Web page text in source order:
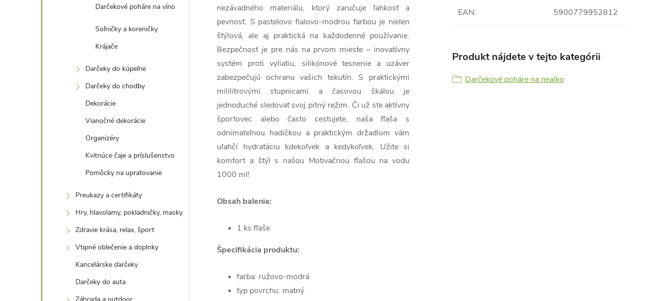
Darčekové poháre na víno
Soľničky a koreničky
Krájače
Darčeky do kúpeľne
Darčeky do chodby
Dekorácie
Vianočné dekorácie
Organizéry
Kvitnúce čaje a príslušenstvo
Pomôcky na upratovanie
Preukazy a certifikáty
Hry, hlavolamy, pokladničky, masky
Zdravie krása, relax, šport
Vtipné oblečenie a doplnky
Kancelárske darčeky
Darčeky do auta
nezávadného materiálu, ktorý zaručuje ľahkosť a
pevnosť. S pastelovo fialovo-modrou farbou je nielen
štýlová, ale aj praktická na každodenné používanie.
Bezpečnosť je pre nás na prvom mieste – inovatívny
systém proti vyliatiu, silikónové tesnenie a uzáver
zabezpečujú ochranu vašich tekutín. S praktickými
mililitrovými stupnicami a časovou škálou je
jednoduché sledovať svoj pitný režim. Či už ste aktívny
športovec alebo často cestujete, naša fľaša s
odnímateľnou hadičkou a praktickým držadlom vám
uľahčí hydratáciu kdekoľvek a kedykoľvek. Užite si
komfort a štýl s našou Motivačnou fľašou na vodu
1000 ml!
Obsah balenia:
1 ks fľaše
Špecifikácia produktu:
farba: ružovo-modrá
typ povrchu: matný
EAN: 5900779952812
Produkt nájdete v tejto kategórii
Darčekové poháre na nealko